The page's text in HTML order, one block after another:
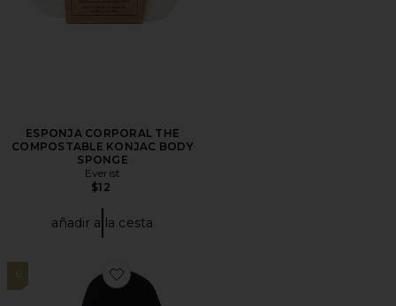
ESPONJA CORPORAL THE
COMPOSTABLE KONJAC BODY
SPONGE
Everist
$12
añadir a la cesta
6
Favorite MANOPLA DE BRONCEADO TANNING MITT